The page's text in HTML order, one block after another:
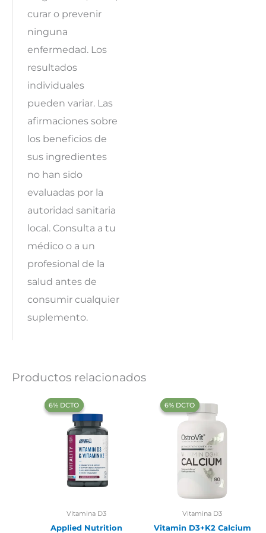
curar o prevenir
ninguna
enfermedad. Los
resultados
individuales
pueden variar. Las
afirmaciones sobre
los beneficios de
sus ingredientes
no han sido
evaluadas por la
autoridad sanitaria
local. Consulta a tu
médico o a un
profesional de la
salud antes de
consumir cualquier
suplemento.
Productos relacionados
‍6% DCTO‍‍
‍6% DCTO‍‍
Vitamina D3
Applied Nutrition
‍6% DCTO‍‍
‍6% DCTO‍‍
Vitamina D3
Vitamin D3+K2 Calcium